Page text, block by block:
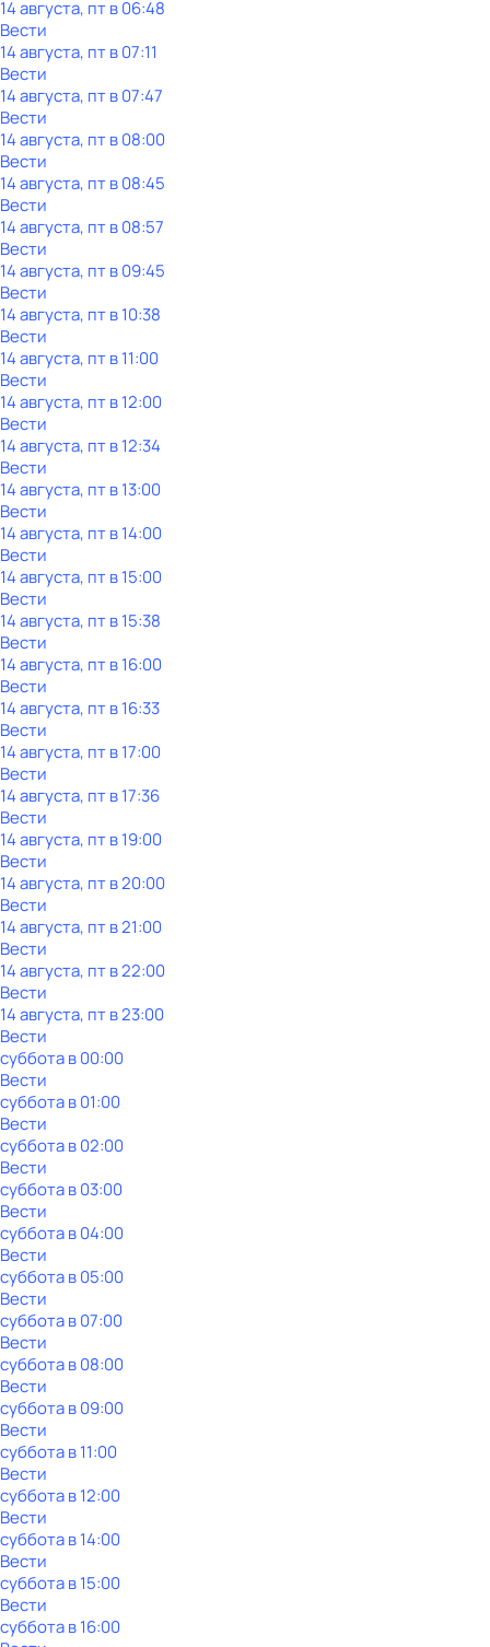
14 августа, пт в 06:48
Вести
14 августа, пт в 07:11
Вести
14 августа, пт в 07:47
Вести
14 августа, пт в 08:00
Вести
14 августа, пт в 08:45
Вести
14 августа, пт в 08:57
Вести
14 августа, пт в 09:45
Вести
14 августа, пт в 10:38
Вести
14 августа, пт в 11:00
Вести
14 августа, пт в 12:00
Вести
14 августа, пт в 12:34
Вести
14 августа, пт в 13:00
Вести
14 августа, пт в 14:00
Вести
14 августа, пт в 15:00
Вести
14 августа, пт в 15:38
Вести
14 августа, пт в 16:00
Вести
14 августа, пт в 16:33
Вести
14 августа, пт в 17:00
Вести
14 августа, пт в 17:36
Вести
14 августа, пт в 19:00
Вести
14 августа, пт в 20:00
Вести
14 августа, пт в 21:00
Вести
14 августа, пт в 22:00
Вести
14 августа, пт в 23:00
Вести
субботав00:00
Вести
субботав01:00
Вести
субботав02:00
Вести
субботав03:00
Вести
субботав04:00
Вести
субботав05:00
Вести
субботав07:00
Вести
субботав08:00
Вести
субботав09:00
Вести
субботав11:00
Вести
субботав12:00
Вести
субботав14:00
Вести
субботав15:00
Вести
субботав16:00